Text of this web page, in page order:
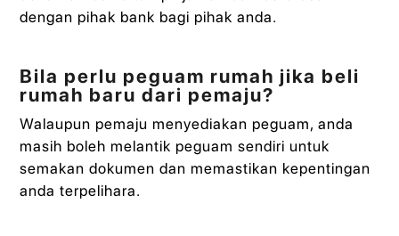
dengan pihak bank bagi pihak anda.
Bila perlu peguam rumah jika beli
rumah baru dari pemaju?
Walaupun pemaju menyediakan peguam, anda
masih boleh melantik peguam sendiri untuk
semakan dokumen dan memastikan kepentingan
anda terpelihara.